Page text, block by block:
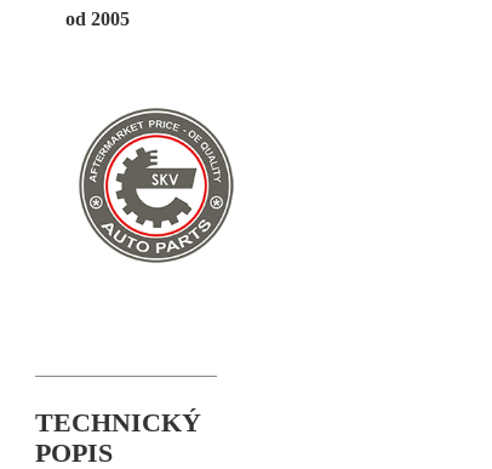
od 2005
TECHNICKÝ
POPIS